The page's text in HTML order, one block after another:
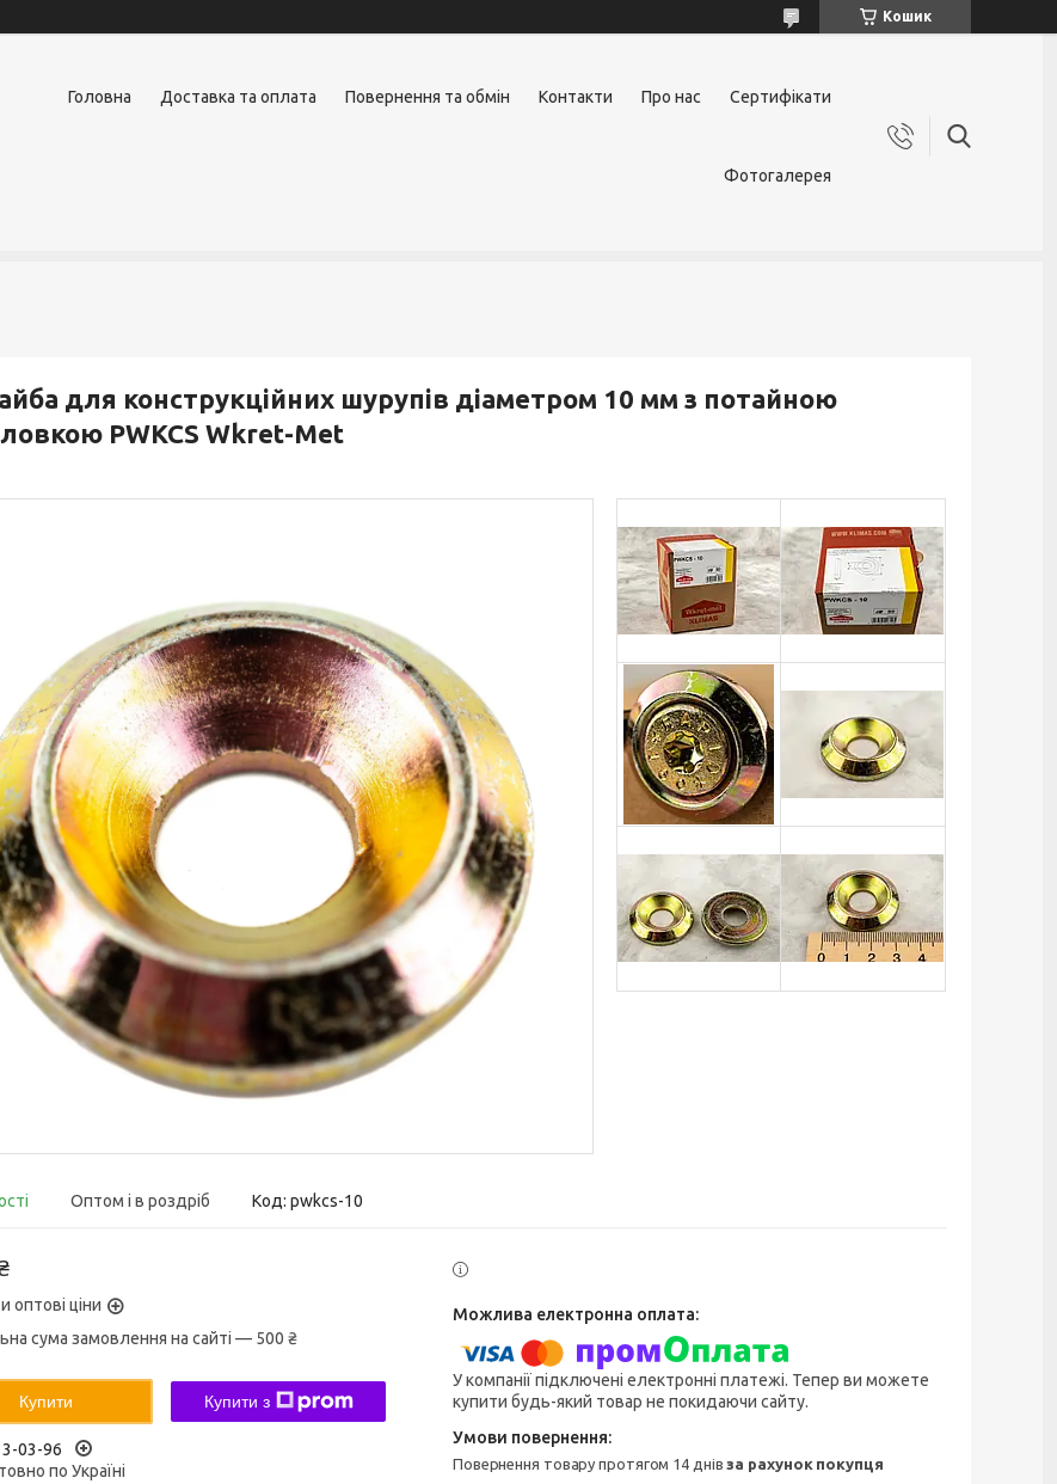
Кошик
Головна Доставка та оплата Повернення та обмін Контакти Про нас Сертифікати
Фотогалерея
для конструкційних шурупів діаметром 10 мм з потайною
PWKCS Wkret-Met
Оптом і в роздріб Код: pwkcs-10
оптові ціни
сума замовлення на сайті — 500 ₴
Купити Купити з
03-96
по Україні
У компанії підключені електронні платежі. Тепер ви можете
купити будь-який товар не покидаючи сайту.
повернення товару протягом 14 днівза рахунок покупця